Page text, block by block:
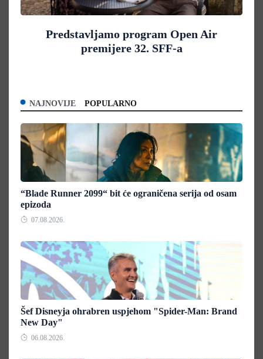
Predstavljamo program Open Air
premijere 32. SFF-a
NAJNOVIJE POPULARNO
“Blade Runner 2099“ bit će ograničena serija od osam
epizoda
07.08.2026.
Šef Disneyja ohrabren uspjehom "Spider-Man: Brand
New Day"
06.08.2026.